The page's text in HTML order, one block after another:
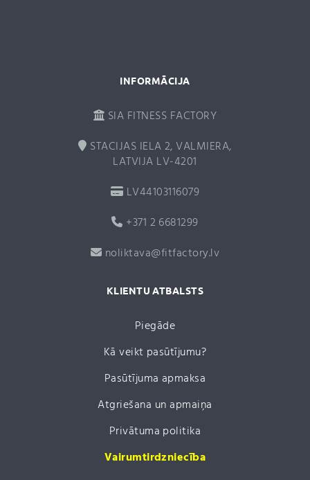
INFORMĀCIJA
SIA FITNESS FACTORY
STACIJAS IELA 2, VALMIERA,
LATVIJA LV-4201
LV44103116079
+371 2 6681299
noliktava@fitfactory.lv
KLIENTU ATBALSTS
Piegāde
Kā veikt pasūtījumu?
Pasūtījuma apmaksa
Atgriešana un apmaiņa
Privātuma politika
Vairumtirdzniecība